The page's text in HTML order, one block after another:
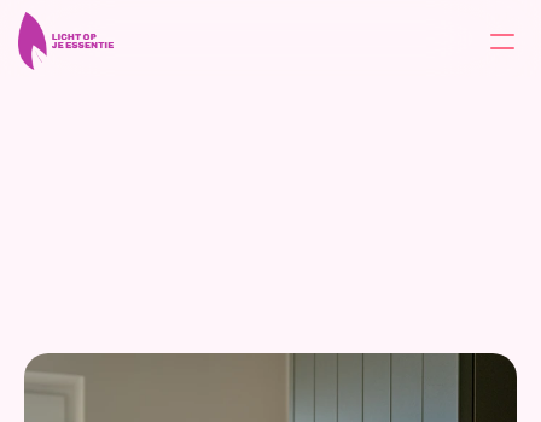
Contact
Contact